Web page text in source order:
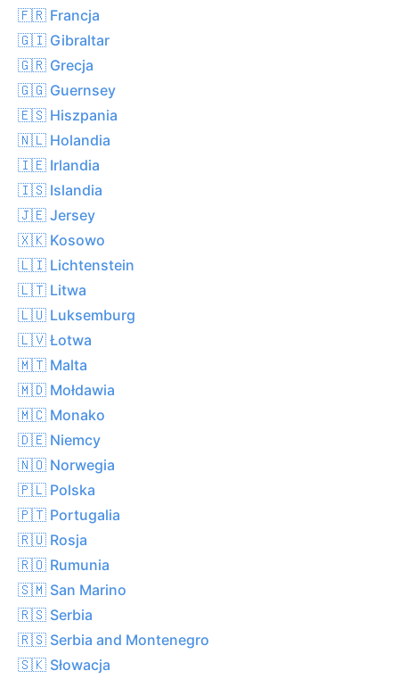
🇫🇷 Francja
🇬🇮 Gibraltar
🇬🇷 Grecja
🇬🇬 Guernsey
🇪🇸 Hiszpania
🇳🇱 Holandia
🇮🇪 Irlandia
🇮🇸 Islandia
🇯🇪 Jersey
🇽🇰 Kosowo
🇱🇮 Lichtenstein
🇱🇹 Litwa
🇱🇺 Luksemburg
🇱🇻 Łotwa
🇲🇹 Malta
🇲🇩 Mołdawia
🇲🇨 Monako
🇩🇪 Niemcy
🇳🇴 Norwegia
🇵🇱 Polska
🇵🇹 Portugalia
🇷🇺 Rosja
🇷🇴 Rumunia
🇸🇲 San Marino
🇷🇸 Serbia
🇷🇸 Serbia and Montenegro
🇸🇰 Słowacja